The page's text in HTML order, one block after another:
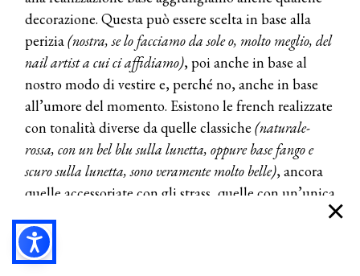
decorazione. Questa può essere scelta in base alla
perizia(nostra, se lo facciamo da sole o, molto meglio, del
nail artist a cui ci affidiamo), poi anche in base al
nostro modo di vestire e, perché no, anche in base
all’umore del momento. Esistono le french realizzate
con tonalità diverse da quelle classiche (naturale-
rossa, con un bel blu sulla lunetta, oppure base fango e
scuro sulla lunetta, sono veramente molto belle), ancora
quelle accessoriate con gli strass, quelle con un’unica
oppure quelle abbellite con glitter o qualche altro
effetto realizzato con pennelli.